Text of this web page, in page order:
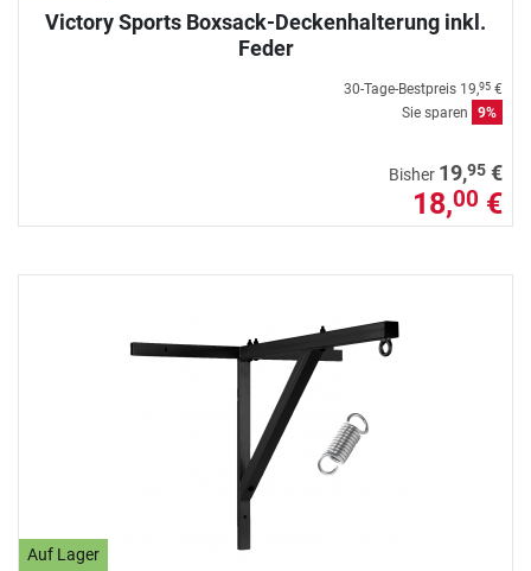
Victory Sports Boxsack-Deckenhalterung inkl.
Feder
30-Tage-Bestpreis 19,95 €
Sie sparen
9%
Bisher 19,95 €
18,00 €
Auf Lager